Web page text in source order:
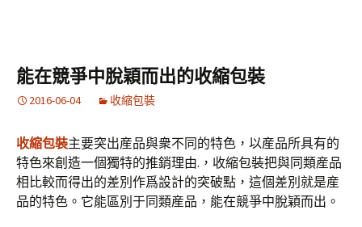
能在競爭中脫穎而出的收縮包裝
2016-06-04 收縮包裝
收縮包裝主要突出産品與衆不同的特色，以産品所具有的
特色來創造一個獨特的推銷理由.，收縮包裝把與同類産品
相比較而得出的差別作爲設計的突破點，這個差別就是産
品的特色。它能區別于同類産品，能在競爭中脫穎而出。